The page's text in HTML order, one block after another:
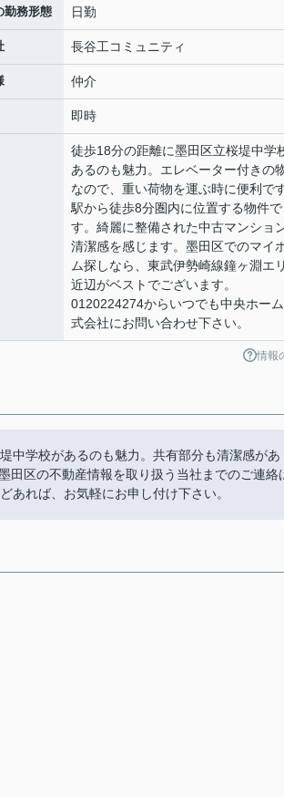
勤務形態 日勤
長谷工コミュニティ
仲介
即時
徒歩18分の距離に墨田区立桜堤中学
あるのも魅力。エレベーター付きの
なので、重い荷物を運ぶ時に便利で
駅から徒歩8分圏内に位置する物件で
す。綺麗に整備された中古マンショ
清潔感を感じます。墨田区でのマイ
ム探しなら、東武伊勢崎線鐘ヶ淵エ
近辺がベストでございます。
0120224274からいつでも中央ホー
式会社にお問い合わせ下さい。
情報
中学校があるのも魅力。共有部分も清潔感があ
田区の不動産情報を取り扱う当社までのご連絡
れば、お気軽にお申し付け下さい。